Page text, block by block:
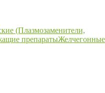
(Плазмозаменители,
препаратыЖелчегонные